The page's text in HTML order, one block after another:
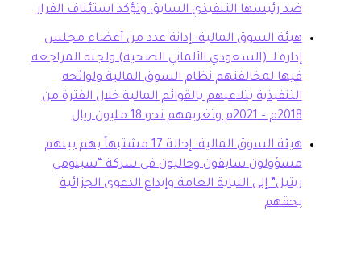
رئيسها التنفيذي السابق وتؤكد استئناف القرار
السوق المالية: إدانة عدد من أعضاء مجلس
لـ (السعودي الألماني الصحية) ولجنة المراجعة
لمخالفتهم نظام السوق المالية ولوائحه
بتلاعبهم بالقوائم المالية خلال الفترة من
هيئة السوق المالية: إحالة 17 مشتبهاً بهم بينهم
سابقون وحاليون في شركة “سينومي
إلى النيابة العامة وإيداع الدعوى الجزائية